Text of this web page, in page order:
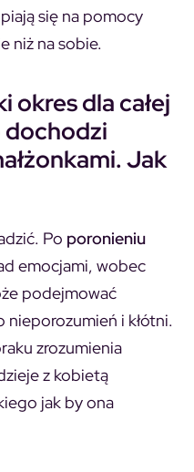
się na pomocy
niż na sobie.
okres dla całej
dochodzi
Jak
Po poronieniu
emocjami, wobec
podejmować
nieporozumień i kłótni.
zrozumienia
z kobietą
jak by ona